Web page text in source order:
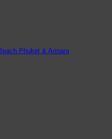
Phuket & Arinara